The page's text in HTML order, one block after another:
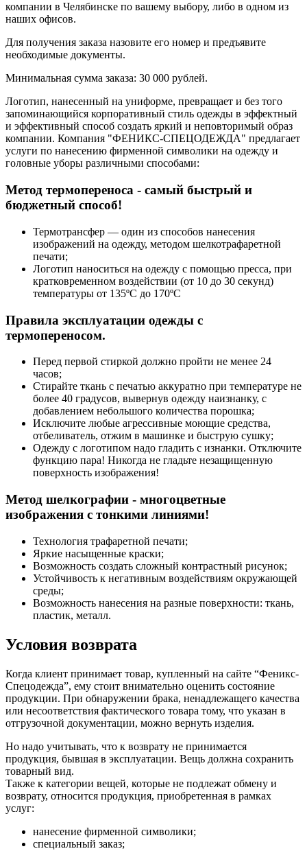
компании в Челябинске по вашему выбору, либо в одном из
наших офисов.
Для получения заказа назовите его номер и предъявите
необходимые документы.
Минимальная сумма заказа: 30 000 рублей.
Логотип, нанесенный на униформе, превращает и без того
запоминающийся корпоративный стиль одежды в эффектный
и эффективный способ создать яркий и неповторимый образ
компании. Компания "ФЕНИКС-СПЕЦОДЕЖДА" предлагает
услуги по нанесению фирменной символики на одежду и
головные уборы различными способами:
Метод термопереноса - самый быстрый и
бюджетный способ!
Термотрансфер — один из способов нанесения
изображений на одежду, методом шелкотрафаретной
печати;
Логотип наноситься на одежду с помощью пресса, при
кратковременном воздействии (от 10 до 30 секунд)
температуры от 135ºС до 170ºС
Правила эксплуатации одежды с
термопереносом.
Перед первой стиркой должно пройти не менее 24
часов;
Стирайте ткань с печатью аккуратно при температуре не
более 40 градусов, вывернув одежду наизнанку, с
добавлением небольшого количества порошка;
Исключите любые агрессивные моющие средства,
отбеливатель, отжим в машинке и быструю сушку;
Одежду с логотипом надо гладить с изнанки. Отключите
функцию пара! Никогда не гладьте незащищенную
поверхность изображения!
Метод шелкографии - многоцветные
изображения с тонкими линиями!
Технология трафаретной печати;
Яркие насыщенные краски;
Возможность создать сложный контрастный рисунок;
Устойчивость к негативным воздействиям окружающей
среды;
Возможность нанесения на разные поверхности: ткань,
пластик, металл.
Условия возврата
Когда клиент принимает товар, купленный на сайте “Феникс-
Спецодежда”, ему стоит внимательно оценить состояние
продукции. При обнаружении брака, ненадлежащего качества
или несоответствия фактического товара тому, что указан в
отгрузочной документации, можно вернуть изделия.
Но надо учитывать, что к возврату не принимается
продукция, бывшая в эксплуатации. Вещь должна сохранить
товарный вид.
Также к категории вещей, которые не подлежат обмену и
возврату, относится продукция, приобретенная в рамках
услуг:
нанесение фирменной символики;
специальный заказ;